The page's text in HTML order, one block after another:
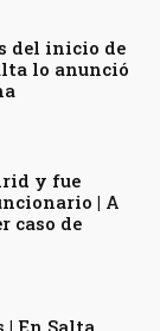
del inicio de
lo anunció
y fue
| A
caso de
| En Salta,